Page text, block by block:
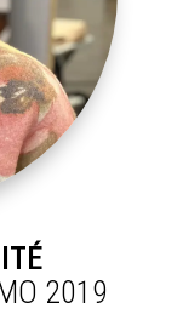
2019